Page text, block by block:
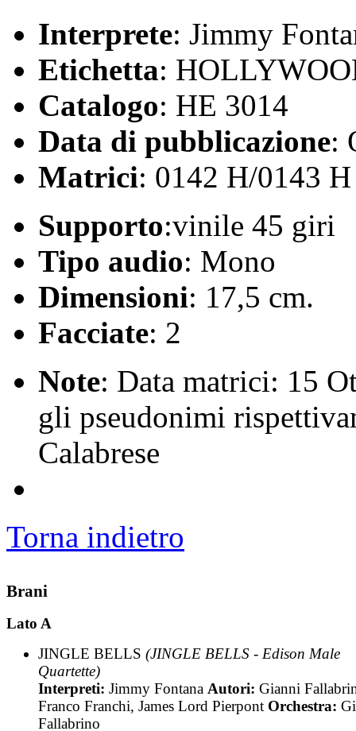
Interprete: Jimmy
Etichetta:
Catalogo: HE 3014
Data di pubblicazione:
Matrici: 0142 H/0143 H
Supporto:vinile 45 giri
Tipo audio: Mono
Dimensioni: 17,5 cm.
Facciate: 2
Note: Data matrici: 15
gli pseudonimi
Calabrese
Torna indietro
Brani
Lato A
JINGLE BELLS (JINGLE BELLS - Edison Male
Quartette)
Interpreti: Jimmy Fontana Autori: Gianni
Franco Franchi, James Lord Pierpont Orchestra:
Fallabrino